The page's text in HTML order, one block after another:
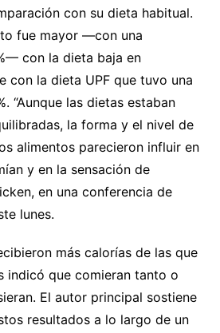
con su dieta habitual.
fue mayor —con una
con la dieta baja en
con la dieta UPF que tuvo una
“Aunque las dietas estaban
la forma y el nivel de
alimentos parecieron influir en
y en la sensación de
en una conferencia de
lunes.
más calorías de las que
indicó que comieran tanto o
El autor principal sostiene
resultados a lo largo de un